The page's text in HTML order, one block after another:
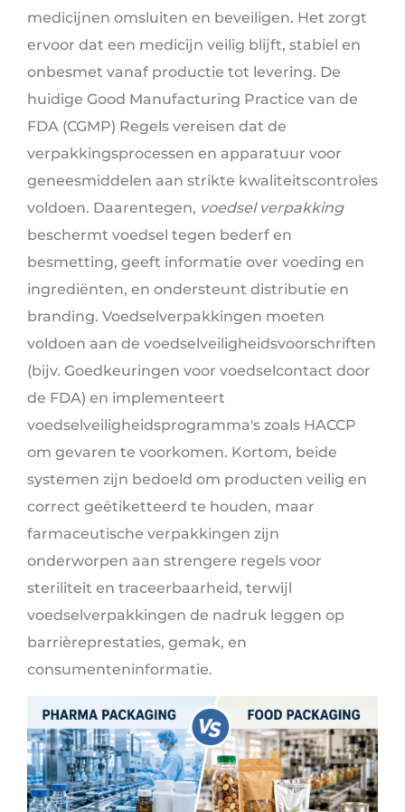
medicijnen omsluiten en beveiligen. Het zorgt
ervoor dat een medicijn veilig blijft, stabiel en
onbesmet vanaf productie tot levering. De
huidige Good Manufacturing Practice van de
FDA (CGMP) Regels vereisen dat de
verpakkingsprocessen en apparatuur voor
geneesmiddelen aan strikte kwaliteitscontroles
voldoen. Daarentegen, voedsel verpakking
beschermt voedsel tegen bederf en
besmetting, geeft informatie over voeding en
ingrediënten, en ondersteunt distributie en
branding. Voedselverpakkingen moeten
voldoen aan de voedselveiligheidsvoorschriften
(bijv. Goedkeuringen voor voedselcontact door
de FDA) en implementeert
voedselveiligheidsprogramma's zoals HACCP
om gevaren te voorkomen. Kortom, beide
systemen zijn bedoeld om producten veilig en
correct geëtiketteerd te houden, maar
farmaceutische verpakkingen zijn
onderworpen aan strengere regels voor
steriliteit en traceerbaarheid, terwijl
voedselverpakkingen de nadruk leggen op
barrièreprestaties, gemak, en
consumenteninformatie.